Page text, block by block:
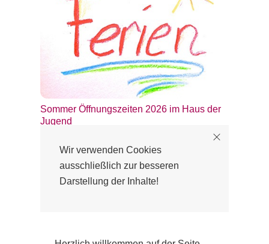
Sommer Öffnungszeiten 2026 im Haus der
Jugend
Wir verwenden Cookies
ausschließlich zur besseren
Darstellung der Inhalte!